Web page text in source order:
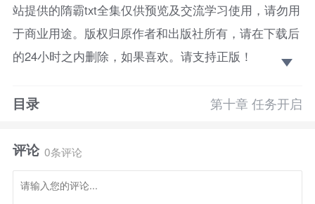
站提供的隋霸txt全集仅供预览及交流学习使用，请勿用
于商业用途。版权归原作者和出版社所有，请在下载后
的24小时之内删除，如果喜欢。请支持正版！
王！！ ———————————— “等等！你说什
里驹？呵呵，我有小霸王！” “你有万人敌？嘿嘿，我
有小霸王！” “你有十万兵？哈哈，我有……走为
上！” ———————————— 保险业务员来
目录 第十章 任务开启
评论 0条评论